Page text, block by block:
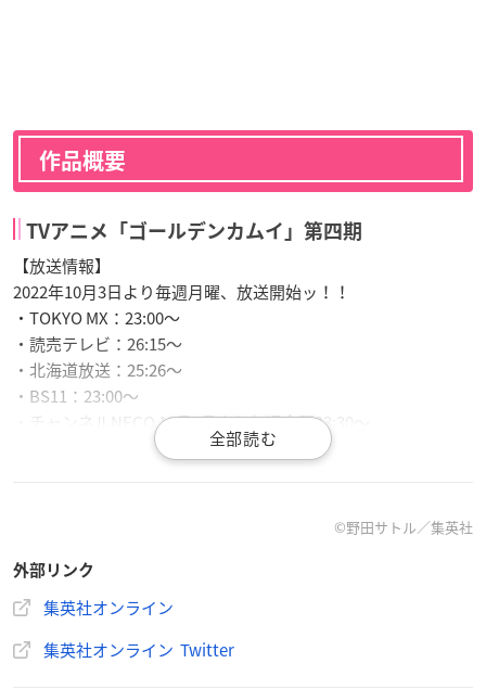
作品概要
TVアニメ「ゴールデンカムイ」第四期
【放送情報】
2022年10月3日より毎週月曜、放送開始ッ！！
・TOKYO MX：23:00〜
・読売テレビ：26:15〜
・北海道放送：25:26〜
・BS11：23:00〜
・チャンネルNECO 10月7日より毎週金曜23:30～
※放送・配信日時は都合により変更になる可能性がございま
す。
【イントロダクション】
©野田サトル／集英社
外部リンク
集英社オンライン
集英社オンライン Twitter